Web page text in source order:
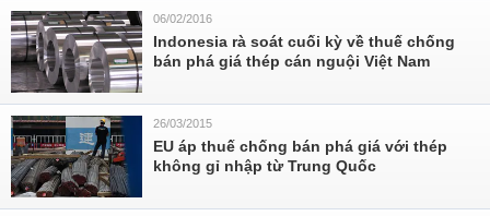
06/02/2016
Indonesia rà soát cuối kỳ về thuế chống
bán phá giá thép cán nguội Việt Nam
26/03/2015
EU áp thuế chống bán phá giá với thép
không gỉ nhập từ Trung Quốc